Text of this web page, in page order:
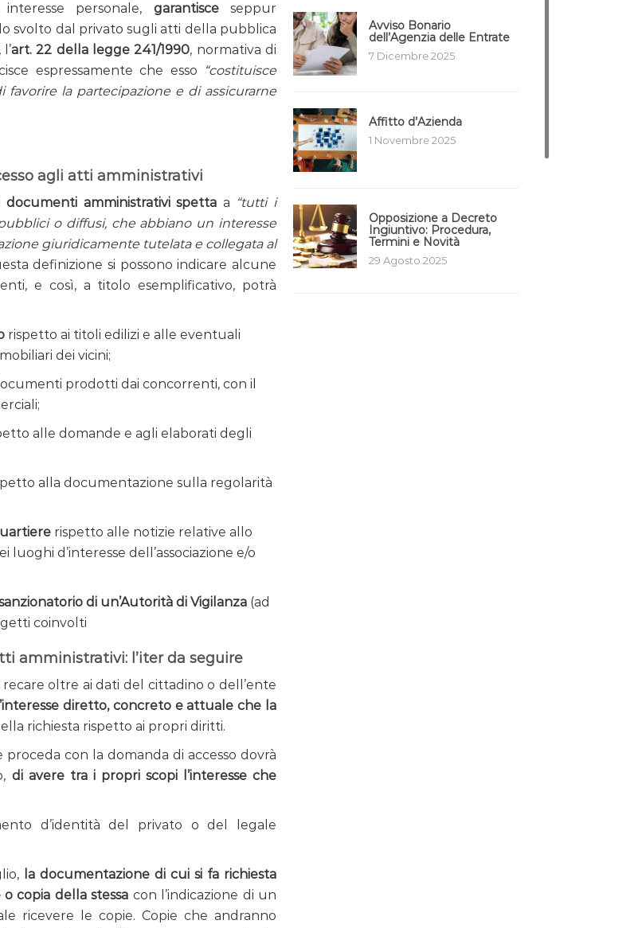
personale, garantisceseppur
svolto dal privato sugli atti della pubblica
art. 22 della legge 241/1990, normativa di
espressamente che esso
“costituisce
la partecipazione e di assicurarne
agli atti amministrativi
amministrativi spetta a “tutti i
o diffusi, che abbiano un interesse
giuridicamente tutelata e collegata al
definizione si possono indicare alcune
e così, a titolo esemplificativo, potrà
rispetto ai titoli edilizi e alle eventuali
dei vicini;
prodotti dai concorrenti, con il
alle domande e agli elaborati degli
alla documentazione sulla regolarità
rispetto alle notizie relative allo
d’interesse dell’associazione e/o
di un’Autorità di Vigilanza (ad
coinvolti
amministrativi: l’iter da seguire
oltre ai dati del cittadino o dell’ente
diretto, concreto e attuale che la
richiesta rispetto ai propri diritti.
proceda con la domanda di accesso dovrà
di avere tra i propri scopi l’interesse che
d’identità del privato o del legale
la documentazione di cui si fa richiesta
copia della stessa con l’indicazione di un
ricevere le copie. Copie che andranno
Avviso Bonario
dell’Agenzia delle Entrate
7 Dicembre 2025
Affitto d’Azienda
1 Novembre 2025
Opposizione a Decreto
Ingiuntivo: Procedura,
Termini e Novità
29 Agosto 2025